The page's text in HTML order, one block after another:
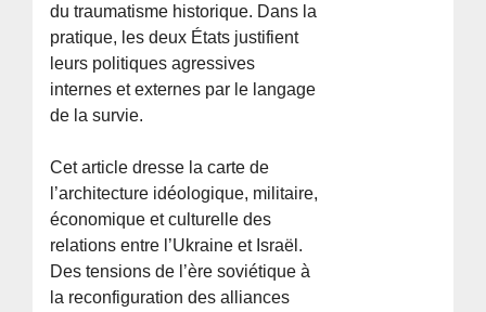
du traumatisme historique. Dans la
pratique, les deux États justifient
leurs politiques agressives
internes et externes par le langage
de la survie.
Cet article dresse la carte de
l’architecture idéologique, militaire,
économique et culturelle des
relations entre l’Ukraine et Israël.
Des tensions de l’ère soviétique à
la reconfiguration des alliances